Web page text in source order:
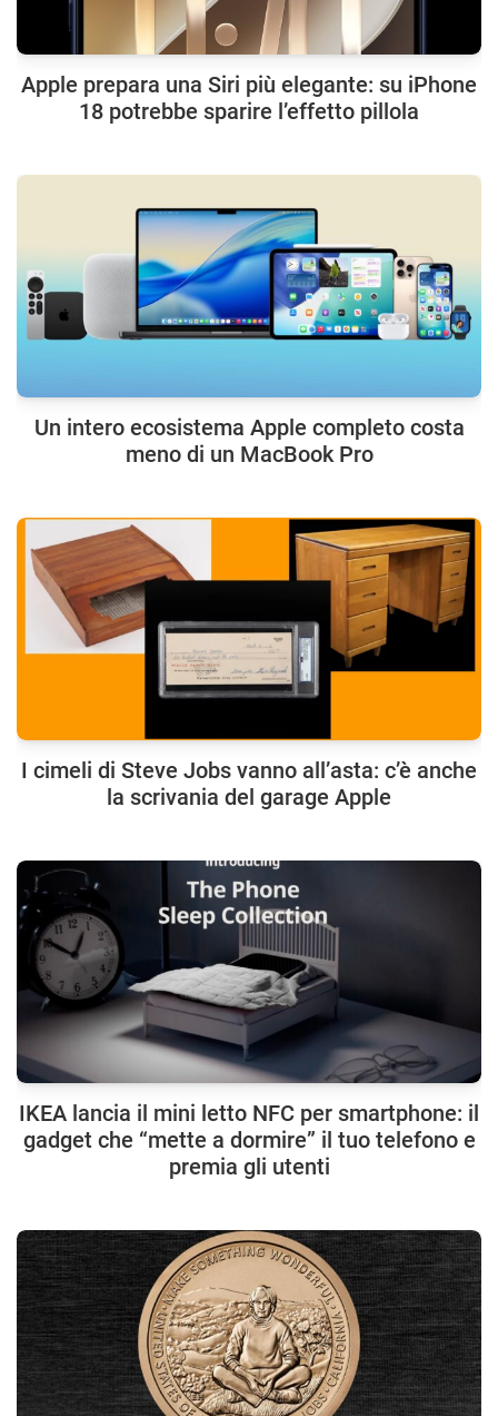
Apple prepara una Siri più elegante: su iPhone
18 potrebbe sparire l’effetto pillola
Un intero ecosistema Apple completo costa
meno di un MacBook Pro
I cimeli di Steve Jobs vanno all’asta: c’è anche
la scrivania del garage Apple
IKEA lancia il mini letto NFC per smartphone: il
gadget che “mette a dormire” il tuo telefono e
premia gli utenti